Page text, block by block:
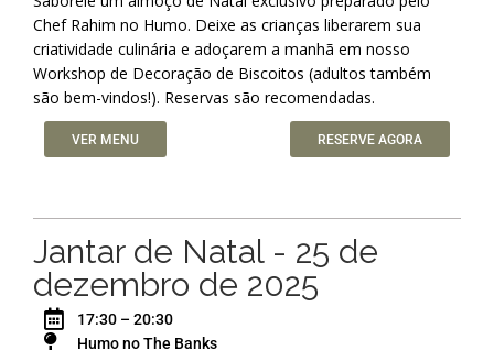
Chef Rahim no Humo. Deixe as crianças liberarem sua
criatividade culinária e adoçarem a manhã em nosso
Workshop de Decoração de Biscoitos (adultos também
são bem-vindos!). Reservas são recomendadas.
VER MENU RESERVE AGORA
Jantar de Natal - 25 de
dezembro de 2025
17:30 – 20:30
Humo no The Banks